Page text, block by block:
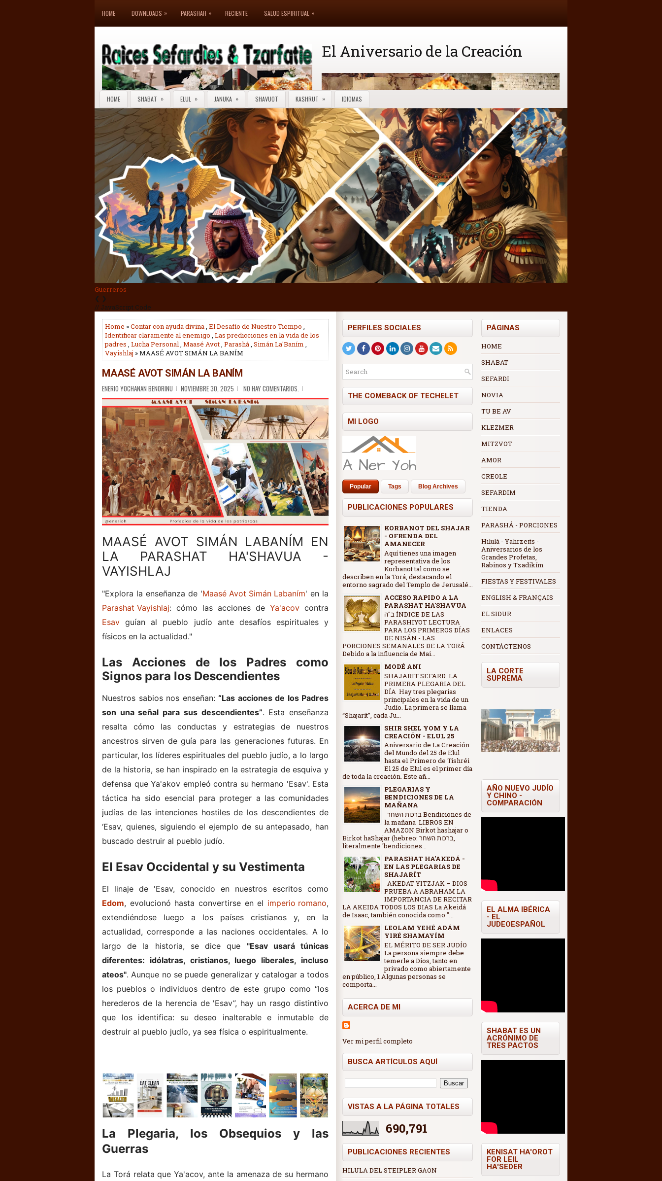
HOME DOWNLOADS » PARASHAH » RECIENTE SALUD ESPIRITUAL »
El Aniversario de la Creación
HOME SHABAT » ELUL » JANUKA » SHAVUOT KASHRUT » IDIOMAS
Guerreros
❮ ❯
// JavaScript Code
Home »Contar con ayuda divina, El Desafío de Nuestro Tiempo ,
Identificar claramente al enemigo , Las predicciones en la vida de los
padres , Lucha Personal, Maasé Avot, Parashá, Simán La'Baním ,
Vayishlaj » MAASÉ AVOT SIMÁN LA BANÍM
MAASÉ AVOT SIMÁN LA BANÍM
ENERIO YOCHANAN BENORINU NOVIEMBRE 30, 2025 NO HAY COMENTARIOS.
MAASÉ AVOT SIMÁN LABANÍM EN
LA PARASHAT HA'SHAVUA -
VAYISHLAJ
"Explora la enseñanza de 'Maasé Avot Simán Labaním' en la
Parashat Vayishlaj: cómo las acciones de Ya'acov contra
Esav guían al pueblo judío ante desafíos espirituales y
físicos en la actualidad."
Las Acciones de los Padres como
Signos para los Descendientes
Nuestros sabios nos enseñan: “Las acciones de los Padres
son una señal para sus descendientes”. Esta enseñanza
resalta cómo las conductas y estrategias de nuestros
ancestros sirven de guía para las generaciones futuras. En
particular, los líderes espirituales del pueblo judío, a lo largo
de la historia, se han inspirado en la estrategia de esquiva y
defensa que Ya'akov empleó contra su hermano 'Esav'. Esta
táctica ha sido esencial para proteger a las comunidades
judías de las intenciones hostiles de los descendientes de
‘Esav, quienes, siguiendo el ejemplo de su antepasado, han
buscado destruir al pueblo judío.
El Esav Occidental y su Vestimenta
El linaje de 'Esav, conocido en nuestros escritos como
Edom, evolucionó hasta convertirse en el imperio romano,
extendiéndose luego a los países cristianos y, en la
actualidad, corresponde a las naciones occidentales. A lo
largo de la historia, se dice que "Esav usará túnicas
diferentes: idólatras, cristianos, luego liberales, incluso
ateos". Aunque no se puede generalizar y catalogar a todos
los pueblos o individuos dentro de este grupo como “los
herederos de la herencia de 'Esav”, hay un rasgo distintivo
que los identifica: su deseo inalterable e inmutable de
destruir al pueblo judío, ya sea física o espiritualmente.
La Plegaria, los Obsequios y las
Guerras
La Torá relata que Ya'acov, ante la amenaza de su hermano
PERFILES SOCIALES
THE COMEBACK OF TECHELET
MI LOGO
Popular Tags Blog Archives
PUBLICACIONES POPULARES
KORBANOT DEL SHAJAR
- OFRENDA DEL
AMANECER
Aquí tienes una imagen
representativa de los
Korbanot tal como se
describen en la Torá, destacando el
entorno sagrado del Templo de Jerusalé...
ACCESO RAPIDO A LA
PARASHAT HA'SHAVUA
ב"ה ÍNDICE DE LAS
PARASHIYOT LECTURA
PARA LOS PRIMEROS DÍAS
DE NISÁN - LAS
PORCIONES SEMANALES DE LA TORÁ
Debido a la influencia de Mai...
MODÉ ANI
SHAJARIT SEFARD LA
PRIMERA PLEGARIA DEL
DÍA Hay tres plegarias
principales en la vida de un
Judío. La primera se llama
“Shajarít”, cada Ju...
SHIR SHEL YOM Y LA
CREACIÓN - ELUL 25
Aniversario de La Creación
del Mundo del 25 de Elul
hasta e1 Primero de Tishréi
El 25 de Elul es el primer día
de toda la creación. Este añ...
PLEGARIAS Y
BENDICIONES DE LA
MAÑANA
la mañana LIBROS EN
AMAZON Birkot hashajar o
Birkot haShajar (hebreo: ברכות השחר,
literalmente 'bendiciones...
PARASHAT HA'AKEDÁ -
EN LAS PLEGARIAS DE
SHAJARÍT
AKEDAT YITZJAK – DIOS
PRUEBA A ABRAHAM LA
IMPORTANCIA DE RECITAR
LA AKEIDA TODOS LOS DIAS La Akeidá
de Isaac, también conocida como "...
LEOLAM YEHÉ ADÁM
YIRÉ SHAMAYÍM
EL MÉRITO DE SER JUDÍO
La persona siempre debe
temerle a Dios, tanto en
privado como abiertamente
en público, 1 Algunas personas se
comporta...
ACERCA DE MI
Ver mi perfil completo
BUSCA ARTÍCULOS AQUÍ
VISTAS A LA PÁGINA TOTALES
690,791
PUBLICACIONES RECIENTES
HILULA DEL STEIPLER GAON
PÁGINAS
HOME
SHABAT
SEFARDI
NOVIA
TU BE AV
KLEZMER
MITZVOT
AMOR
CREOLE
SEFARDIM
TIENDA
PARASHÁ - PORCIONES
Hilulá - Yahrzeits -
Aniversarios de los
Grandes Profetas,
Rabinos y Tzadikím
FIESTAS Y FESTIVALES
ENGLISH & FRANÇAIS
EL SIDUR
ENLACES
CONTÁCTENOS
LA CORTE
SUPREMA
AÑO NUEVO JUDÍO
Y CHINO -
COMPARACIÓN
EL ALMA IBÉRICA
- EL
JUDEOESPAÑOL
SHABAT ES UN
ACRÓNIMO DE
TRES PACTOS
KENISAT HA'OROT
FOR LEIL
HA'SEDER